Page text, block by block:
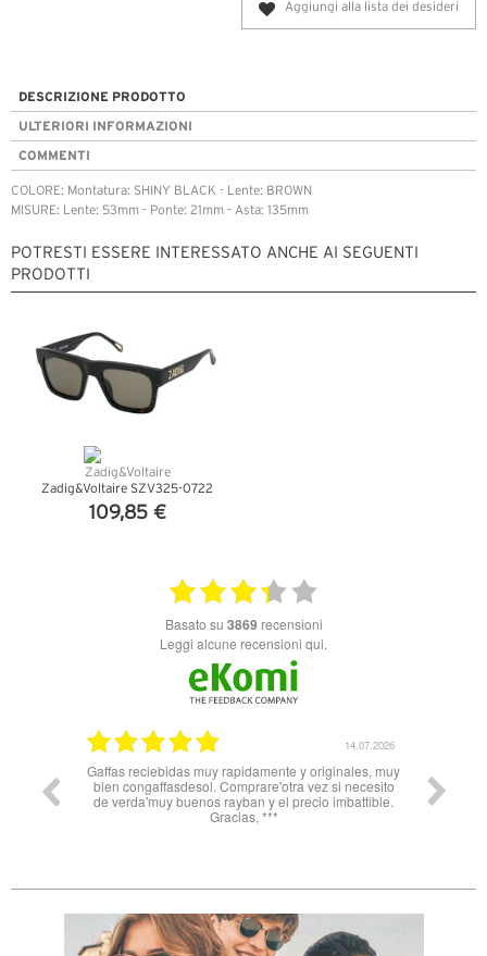
Aggiungi alla lista dei desideri
DESCRIZIONE PRODOTTO
ULTERIORI INFORMAZIONI
COMMENTI
COLORE: Montatura: SHINY BLACK - Lente: BROWN
MISURE: Lente: 53mm - Ponte: 21mm - Asta: 135mm
POTRESTI ESSERE INTERESSATO ANCHE AI SEGUENTI
PRODOTTI
Zadig&Voltaire SZV325-0722
109,85 €
basato su 3869 recensioni
Leggi alcune recensioni qui.
14.07.2026
rapidamente y originales, muy
Comprare'otra vez si necesito
rayban y el precio imbattible.
Nn solo super celeri nelle
soprattutto servizio e spedizione
Spagna all’Italia in 3 gg lavorativi! Bravi